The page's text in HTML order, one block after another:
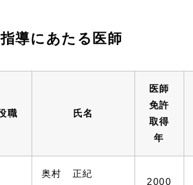
指導にあたる医師
職 氏名
医師
免許
取得
年
奥村 正紀
2000